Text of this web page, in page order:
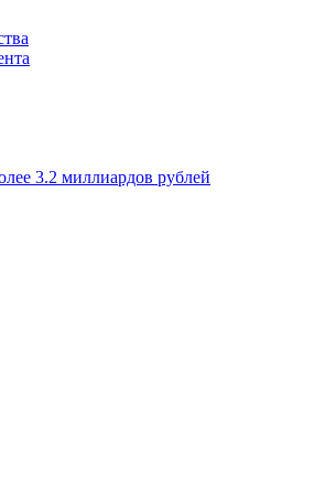
3.2 миллиардов рублей